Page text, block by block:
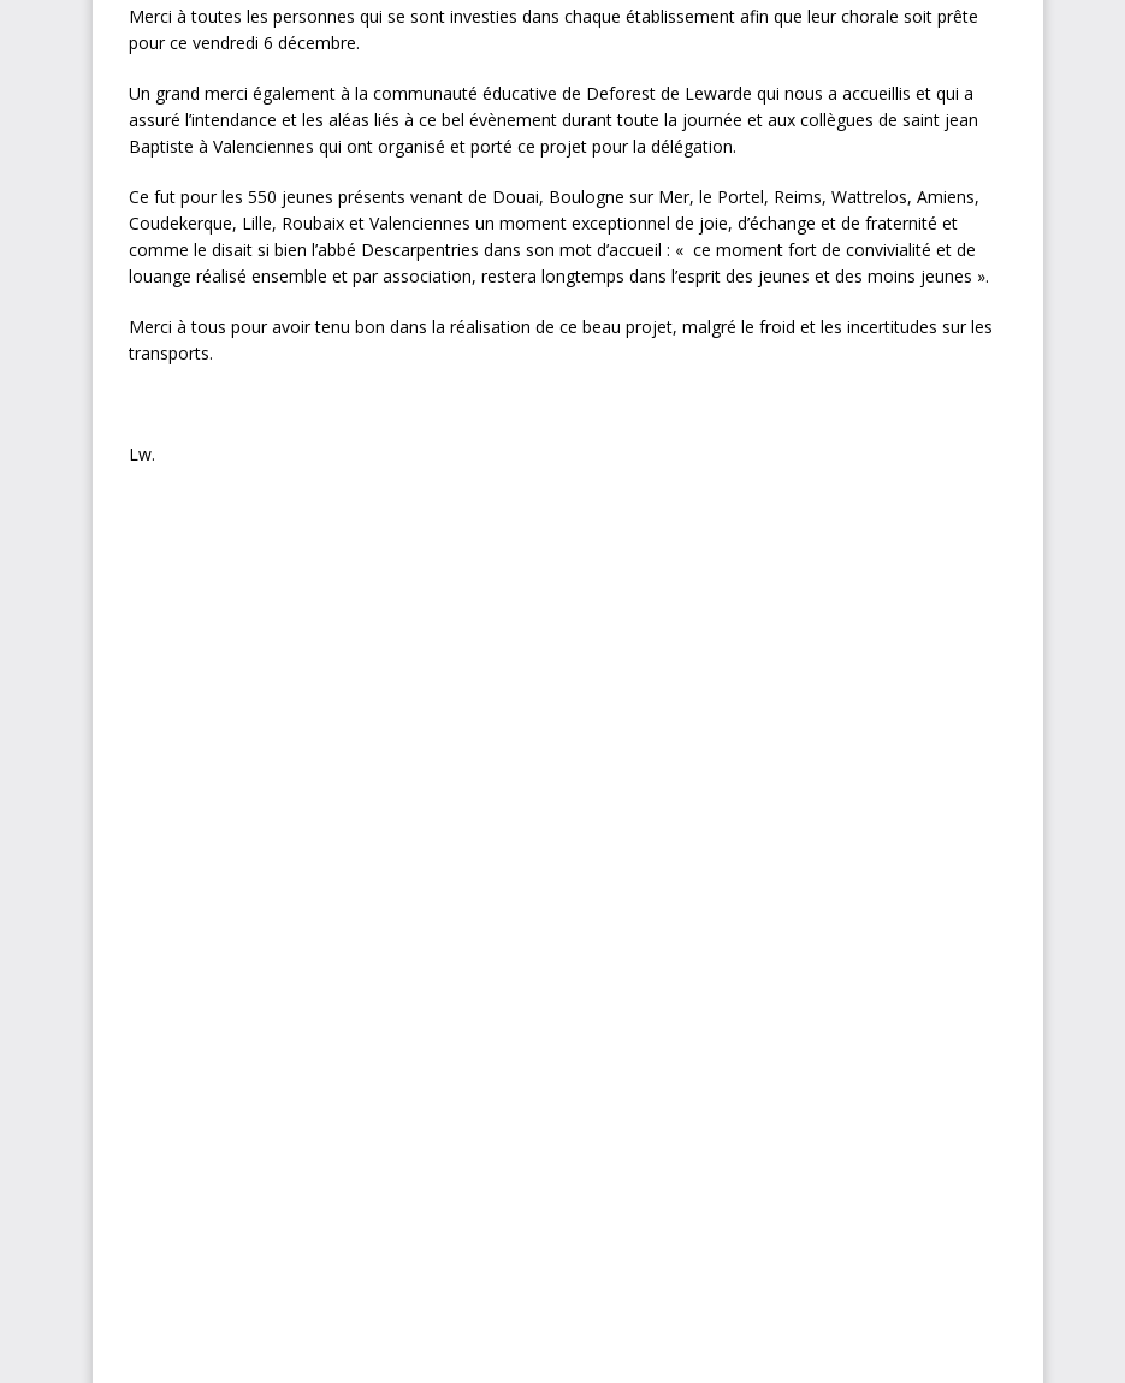
Merci à toutes les personnes qui se sont investies dans chaque établissement afin que leur chorale soit prête
pour ce vendredi 6 décembre.
Un grand merci également à la communauté éducative de Deforest de Lewarde qui nous a accueillis et qui a
assuré l’intendance et les aléas liés à ce bel évènement durant toute la journée et aux collègues de saint jean
Baptiste à Valenciennes qui ont organisé et porté ce projet pour la délégation.
Ce fut pour les 550 jeunes présents venant de Douai, Boulogne sur Mer, le Portel, Reims, Wattrelos, Amiens,
Coudekerque, Lille, Roubaix et Valenciennes un moment exceptionnel de joie, d’échange et de fraternité et
comme le disait si bien l’abbé Descarpentries dans son mot d’accueil : « ce moment fort de convivialité et de
louange réalisé ensemble et par association, restera longtemps dans l’esprit des jeunes et des moins jeunes ».
Merci à tous pour avoir tenu bon dans la réalisation de ce beau projet, malgré le froid et les incertitudes sur les
transports.
Lw.